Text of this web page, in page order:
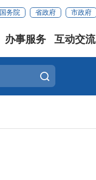
国务院 省政府 市政府
办事服务 互动交流